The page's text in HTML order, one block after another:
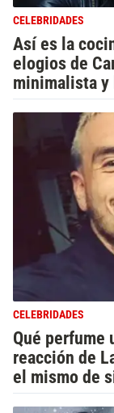
CELEBRIDADES
Así es la
elogios de
minimalista
CELEBRIDADES
Qué perfume
reacción de
el mismo de